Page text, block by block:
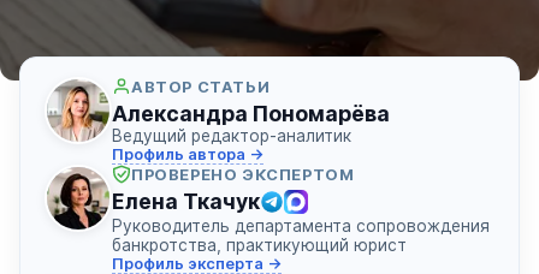
АВТОР СТАТЬИ
Александра Пономарёва
Ведущий редактор-аналитик
Профиль автора →
ПРОВЕРЕНО ЭКСПЕРТОМ
Елена Ткачук
Руководитель департамента сопровождения
банкротства, практикующий юрист
Профиль эксперта →